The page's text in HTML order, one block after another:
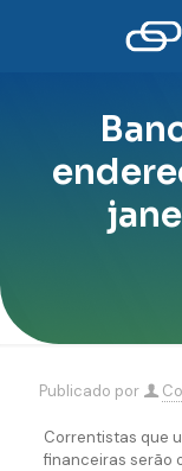
Publicado por
Correntistas que
financeiras serão